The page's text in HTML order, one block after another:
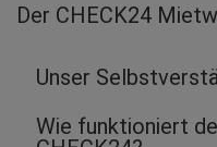
Der CHECK24
Unser
Wie funktioniert